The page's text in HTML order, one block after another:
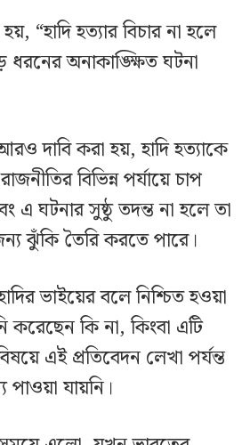
“হাদি হত্যার বিচার না হলে
অনাকাঙ্ক্ষিত ঘটনা
দাবি করা হয়, হাদি হত্যাকে
বিভিন্ন পর্যায়ে চাপ
এ ঘটনার সুষ্ঠু তদন্ত না হলে তা
জন্য ঝুঁকি তৈরি করতে পারে।
ভাইয়ের বলে নিশ্চিত হওয়া
কি না, কিংবা এটি
এই প্রতিবেদন লেখা পর্যন্ত
যায়নি।